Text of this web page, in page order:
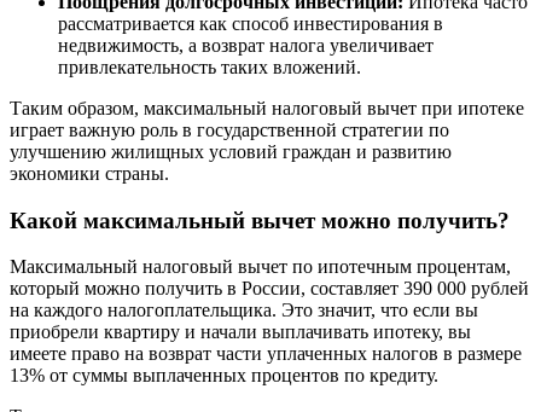
рассматривается как способ инвестирования в
недвижимость, а возврат налога увеличивает
привлекательность таких вложений.
Таким образом, максимальный налоговый вычет при ипотеке
играет важную роль в государственной стратегии по
улучшению жилищных условий граждан и развитию
экономики страны.
Какой максимальный вычет можно получить?
Максимальный налоговый вычет по ипотечным процентам,
который можно получить в России, составляет 390 000 рублей
на каждого налогоплательщика. Это значит, что если вы
приобрели квартиру и начали выплачивать ипотеку, вы
имеете право на возврат части уплаченных налогов в размере
13% от суммы выплаченных процентов по кредиту.